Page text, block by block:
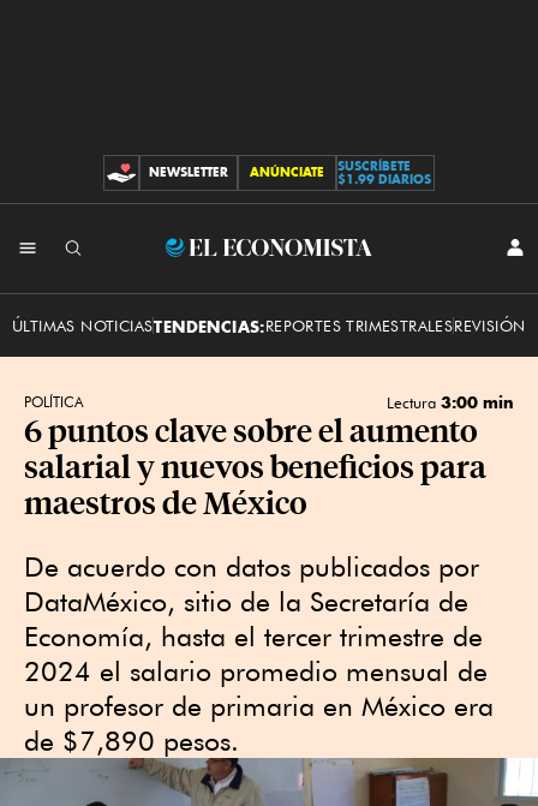
CONTRIBUCIONES
NEWSLETTER ANÚNCIATE
SUSCRÍBETE
$1.99 DIARIOS
El
ÚLTIMAS NOTICIASTENDENCIAS:REPORTES TRIMESTRALESREVISIÓN
POLÍTICA Lectura 3:00 min
6 puntos clave sobre el aumento
salarial y nuevos beneficios para
maestros de México
De acuerdo con datos publicados por
DataMéxico, sitio de la Secretaría de
Economía, hasta el tercer trimestre de
2024 el salario promedio mensual de
un profesor de primaria en México era
de $7,890 pesos.